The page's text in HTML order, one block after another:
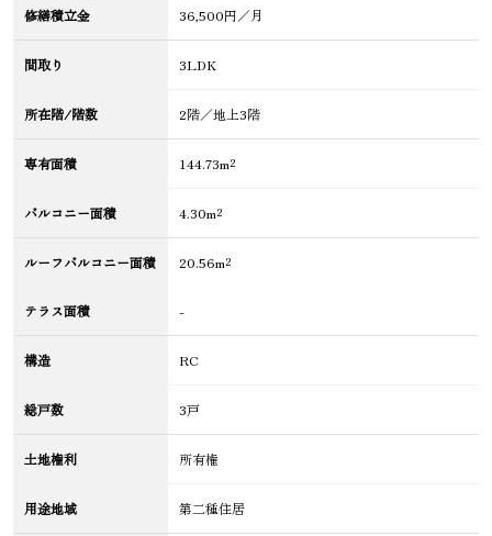
修繕積立金 36,500円／月
間取り 3LDK
所在階/階数 2階／地上3階
専有面積 144.73m²
バルコニー面積 4.30m²
ルーフバルコニー面積 20.56m²
テラス面積 -
構造 RC
総戸数 3戸
土地権利 所有権
用途地域 第二種住居